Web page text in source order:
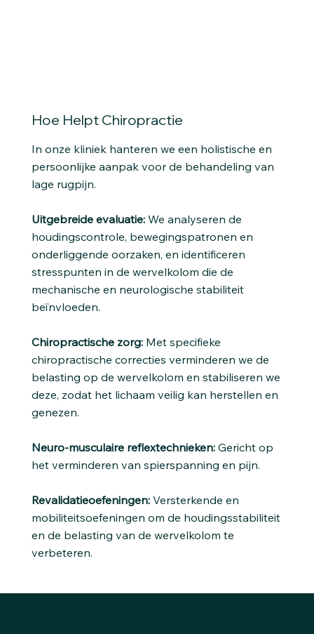
Hoe Helpt Chiropractie
In onze kliniek hanteren we een holistische en
persoonlijke aanpak voor de behandeling van
lage rugpijn.
Uitgebreide evaluatie:We analyseren de
houdingscontrole, bewegingspatronen en
onderliggende oorzaken, en identificeren
stresspunten in de wervelkolom die de
mechanische en neurologische stabiliteit
beïnvloeden.
Chiropractische zorg:Met specifieke
chiropractische correcties verminderen we de
belasting op de wervelkolom en stabiliseren we
deze, zodat het lichaam veilig kan herstellen en
genezen.
Neuro-musculaire reflextechnieken:Gericht op
het verminderen van spierspanning en pijn.
Revalidatieoefeningen:Versterkende en
mobiliteitsoefeningen om de houdingsstabiliteit
en de belasting van de wervelkolom te
verbeteren.